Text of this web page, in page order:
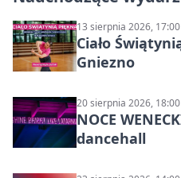
13 sierpnia 2026, 17:00
Ciało
Gniezno
20 sierpnia 2026, 18:00
NOCE
dancehall